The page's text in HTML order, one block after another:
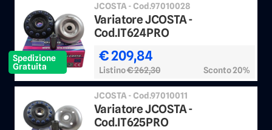
Spedizione
Gratuita
JCOSTA - Cod.97010028
Variatore JCOSTA -
Cod.IT624PRO
€ 209,84
Listino€ 262,30 Sconto 20%
JCOSTA - Cod.97010011
Variatore JCOSTA -
Cod.IT625PRO